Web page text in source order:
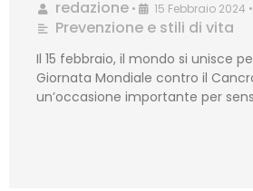
redazione • 15 Febbraio 2024 •
Prevenzione e stili di vita
Il 15 febbraio, il mondo si unisce
Giornata Mondiale contro il
un’occasione importante per